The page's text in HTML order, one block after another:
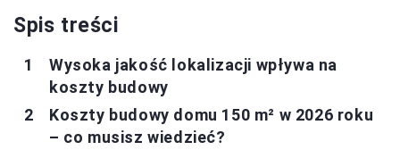
Spis treści
Wysoka jakość lokalizacji wpływa na
koszty budowy
Koszty budowy domu 150 m² w 2026 roku
– co musisz wiedzieć?